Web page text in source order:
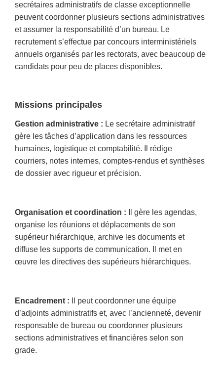
secrétaires administratifs de classe exceptionnelle
peuvent coordonner plusieurs sections administratives
et assumer la responsabilité d’un bureau. Le
recrutement s’effectue par concours interministériels
annuels organisés par les rectorats, avec beaucoup de
candidats pour peu de places disponibles.
Missions principales
Gestion administrative : Le secrétaire administratif
gère les tâches d’application dans les ressources
humaines, logistique et comptabilité. Il rédige
courriers, notes internes, comptes-rendus et synthèses
de dossier avec rigueur et précision.
Organisation et coordination : Il gère les agendas,
organise les réunions et déplacements de son
supérieur hiérarchique, archive les documents et
diffuse les supports de communication. Il met en
œuvre les directives des supérieurs hiérarchiques.
Encadrement : Il peut coordonner une équipe
d’adjoints administratifs et, avec l’ancienneté, devenir
responsable de bureau ou coordonner plusieurs
sections administratives et financières selon son
grade.